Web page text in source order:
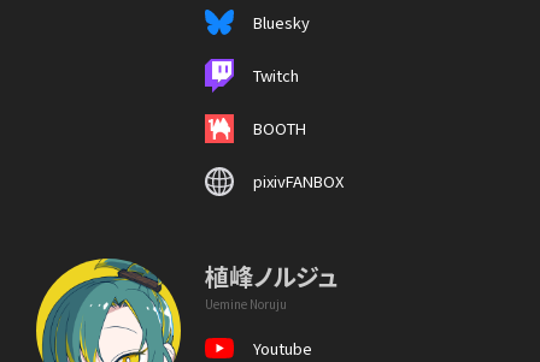
Bluesky
Twitch
BOOTH
pixivFANBOX
植峰ノルジュ
Uemine Noruju
Youtube